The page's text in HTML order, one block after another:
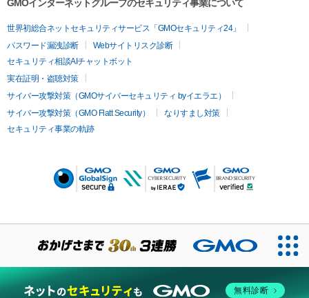
GMOインターネットグループのセキュリティ事業について
世界初総合ネットセキュリティサービス「GMOセキュリティ24」
パスワード漏洩診断
Webサイトリスク診断
セキュリティ相談AIチャットボット
実在証明・盗聴対策
サイバー攻撃対策（GMOサイバーセキュリティ byイエラエ）
サイバー攻撃対策（GMO Flatt Security）
なりすまし対策
セキュリティ事業の軌跡
無料診断